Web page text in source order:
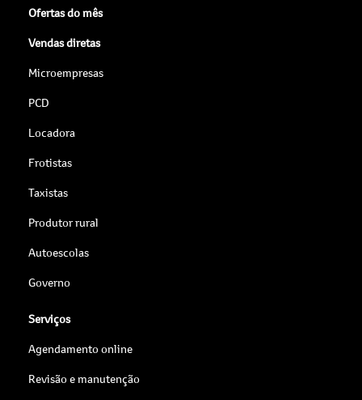
Ofertas do mês
Vendas diretas
Microempresas
PCD
Locadora
Frotistas
Taxistas
Produtor rural
Autoescolas
Governo
Serviços
Agendamento online
Revisão e manutenção